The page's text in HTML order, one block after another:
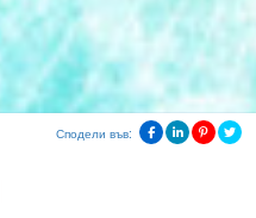
Сподели във: